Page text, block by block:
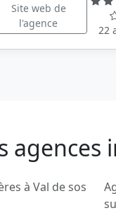
Site web de
l'agence
22
à Val de sos